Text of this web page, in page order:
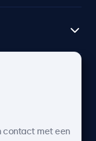
contact met een